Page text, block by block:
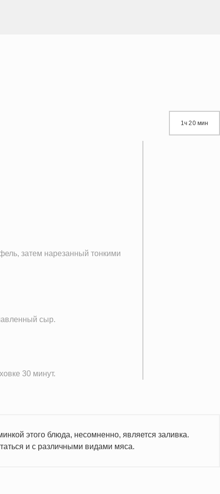
1ч 20 мин
затем нарезанный тонкими
сыр.
30 минут.
этого блюда, несомненно, является заливка.
и с различными видами мяса.